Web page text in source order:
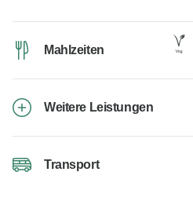
Mahlzeiten
Weitere Leistungen
Transport